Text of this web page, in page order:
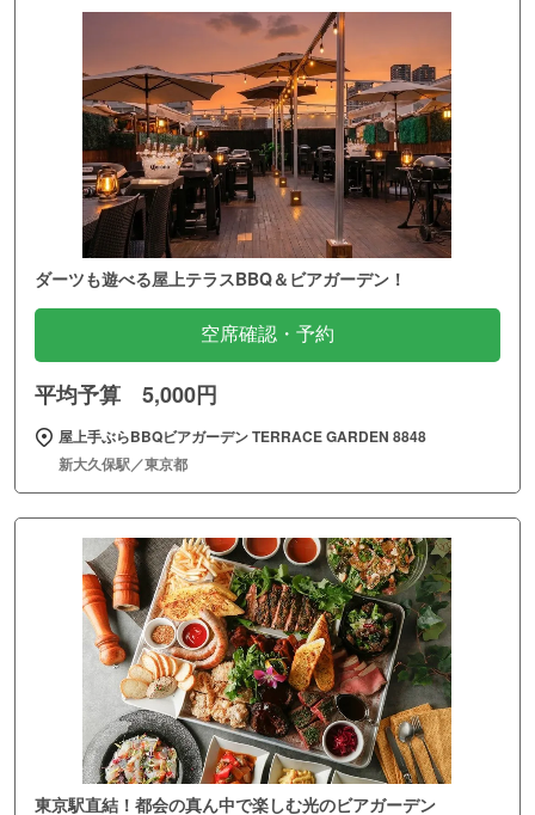
ダーツも遊べる屋上テラスBBQ＆ビアガーデン！
空席確認・予約
平均予算 5,000円
屋上手ぶらBBQビアガーデン TERRACE GARDEN 8848
新大久保駅／東京都
東京駅直結！都会の真ん中で楽しむ光のビアガーデン